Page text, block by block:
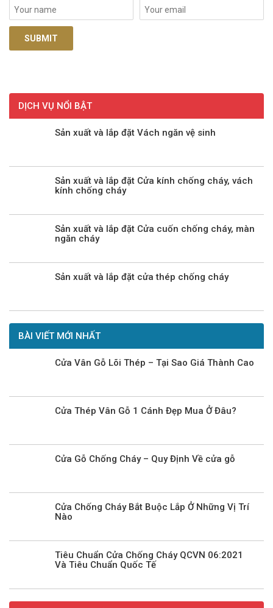
DỊCH VỤ NỔI BẬT
Sản xuất và lắp đặt Vách ngăn vệ sinh
Sản xuất và lắp đặt Cửa kính chống cháy, vách
kính chống cháy
Sản xuất và lắp đặt Cửa cuốn chống cháy, màn
ngăn cháy
Sản xuất và lắp đặt cửa thép chống cháy
BÀI VIẾT MỚI NHẤT
Cửa Vân Gỗ Lõi Thép – Tại Sao Giá Thành Cao
Cửa Thép Vân Gỗ 1 Cánh Đẹp Mua Ở Đâu?
Cửa Gỗ Chống Cháy – Quy Định Về cửa gỗ
Cửa Chống Cháy Bắt Buộc Lắp Ở Những Vị Trí
Nào
Tiêu Chuẩn Cửa Chống Cháy QCVN 06:2021
Và Tiêu Chuẩn Quốc Tế